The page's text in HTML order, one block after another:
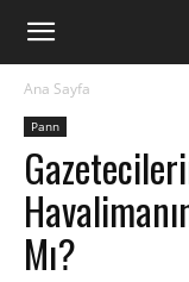
Ana Sayfa
Pann
Mı?